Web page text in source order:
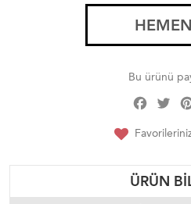
Bu ürünü
ÜRÜN